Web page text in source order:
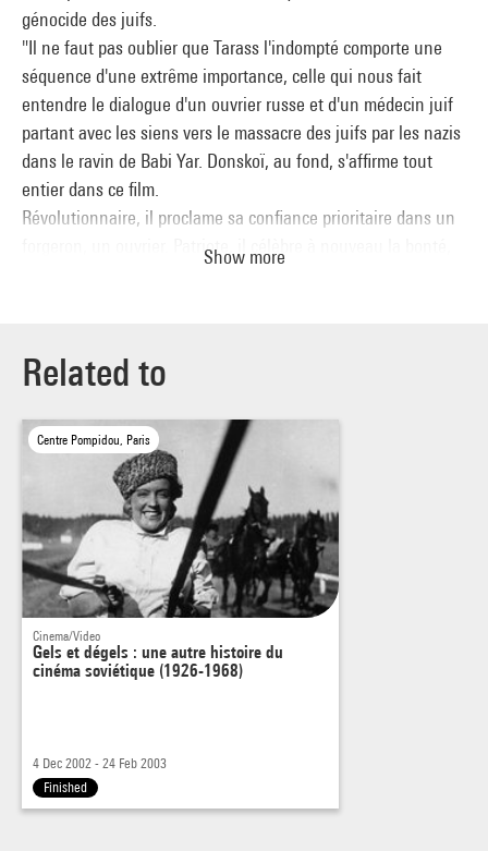
génocide des juifs.
"Il ne faut pas oublier que Tarass l'indompté comporte une
séquence d'une extrême importance, celle qui nous fait
entendre le dialogue d'un ouvrier russe et d'un médecin juif
partant avec les siens vers le massacre des juifs par les nazis
dans le ravin de Babi Yar. Donskoï, au fond, s'affirme tout
entier dans ce film.
Révolutionnaire, il proclame sa confiance prioritaire dans un
forgeron, un ouvrier. Patriote, il célèbre à nouveau la bonté,
Cervoni, Mark Donskoï, Paris, 1966
Dimanche 29 décembre à 18h, mercredi 22 janvier à 20h30,
dimanche 23 février à 18h
Show more
Related to
Centre Pompidou, Paris
Cinema/Video
Gels et dégels : une autre histoire du
cinéma soviétique (1926-1968)
4 Dec 2002 - 24 Feb 2003
Finished